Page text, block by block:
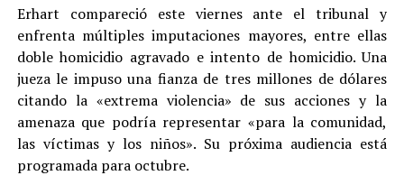
Erhart compareció este viernes ante el tribunal y
enfrenta múltiples imputaciones mayores, entre ellas
doble homicidio agravado e intento de homicidio. Una
jueza le impuso una fianza de tres millones de dólares
citando la «extrema violencia» de sus acciones y la
amenaza que podría representar «para la comunidad,
las víctimas y los niños». Su próxima audiencia está
programada para octubre.